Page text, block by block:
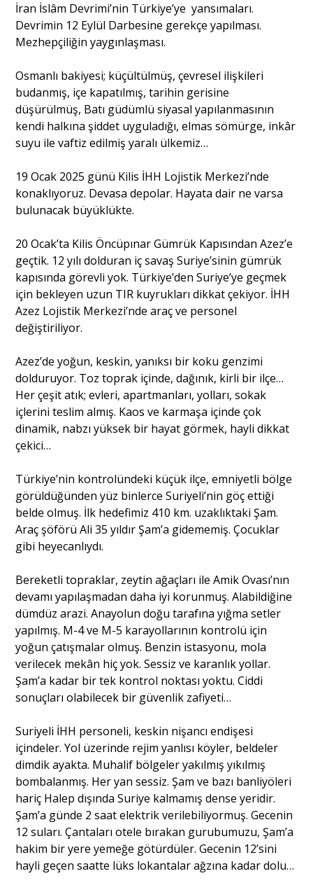
İran İslâm Devrimi’nin Türkiye’ye yansımaları.
Devrimin 12 Eylül Darbesine gerekçe yapılması.
Mezhepçiliğin yaygınlaşması.
Osmanlı bakiyesi; küçültülmüş, çevresel ilişkileri
budanmış, içe kapatılmış, tarihin gerisine
düşürülmüş, Batı güdümlü siyasal yapılanmasının
kendi halkına şiddet uyguladığı, elmas sömürge, inkâr
suyu ile vaftiz edilmiş yaralı ülkemiz…
19 Ocak 2025 günü Kilis İHH Lojistik Merkezi’nde
konaklıyoruz. Devasa depolar. Hayata dair ne varsa
bulunacak büyüklükte.
20 Ocak’ta Kilis Öncüpınar Gümrük Kapısından Azez’e
geçtik. 12 yılı dolduran iç savaş Suriye’sinin gümrük
kapısında görevli yok. Türkiye’den Suriye’ye geçmek
için bekleyen uzun TIR kuyrukları dikkat çekiyor. İHH
Azez Lojistik Merkezi’nde araç ve personel
değiştiriliyor.
Azez’de yoğun, keskin, yanıksı bir koku genzimi
dolduruyor. Toz toprak içinde, dağınık, kirli bir ilçe…
Her çeşit atık; evleri, apartmanları, yolları, sokak
içlerini teslim almış. Kaos ve karmaşa içinde çok
dinamik, nabzı yüksek bir hayat görmek, hayli dikkat
çekici…
Türkiye’nin kontrolündeki küçük ilçe, emniyetli bölge
görüldüğünden yüz binlerce Suriyeli’nin göç ettiği
belde olmuş. İlk hedefimiz 410 km. uzaklıktaki Şam.
Araç şöförü Ali 35 yıldır Şam’a gidememiş. Çocuklar
gibi heyecanlıydı.
Bereketli topraklar, zeytin ağaçları ile Amik Ovası’nın
devamı yapılaşmadan daha iyi korunmuş. Alabildiğine
dümdüz arazi. Anayolun doğu tarafına yığma setler
yapılmış. M-4 ve M-5 karayollarının kontrolü için
yoğun çatışmalar olmuş. Benzin istasyonu, mola
verilecek mekân hiç yok. Sessiz ve karanlık yollar.
Şam’a kadar bir tek kontrol noktası yoktu. Ciddi
sonuçları olabilecek bir güvenlik zafiyeti…
Suriyeli İHH personeli, keskin nişancı endişesi
içindeler. Yol üzerinde rejim yanlısı köyler, beldeler
dimdik ayakta. Muhalif bölgeler yakılmış yıkılmış
bombalanmış. Her yan sessiz. Şam ve bazı banliyöleri
hariç Halep dışında Suriye kalmamış dense yeridir.
Şam’a günde 2 saat elektrik verilebiliyormuş. Gecenin
12 suları. Çantaları otele bırakan gurubumuzu, Şam’a
hakim bir yere yemeğe götürdüler. Gecenin 12’sini
hayli geçen saatte lüks lokantalar ağzına kadar dolu…